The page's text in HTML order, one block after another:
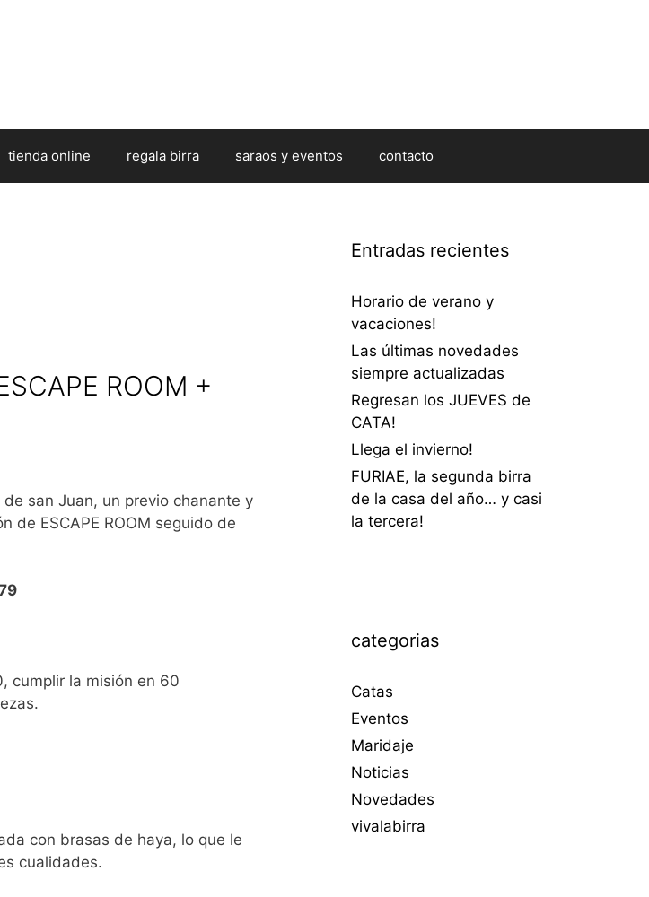
tienda online regala birra saraos y eventos contacto
ROOM +
san Juan, un previo chanante y
de ESCAPE ROOM seguido de
cumplir la misión en 60
con brasas de haya, lo que le
cualidades.
Entradas recientes
Horario de verano y
vacaciones!
Las últimas novedades
siempre actualizadas
Regresan los JUEVES de
CATA!
Llega el invierno!
FURIAE, la segunda birra
de la casa del año… y casi
la tercera!
categorias
Catas
Eventos
Maridaje
Noticias
Novedades
vivalabirra